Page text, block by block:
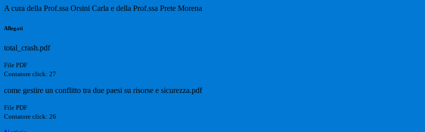
A cura della Prof.ssa Orsini Carla e della Prof.ssa Prete Morena
Allegati
total_crash.pdf
File PDF
Contatore click: 27
come gestire un conflitto tra due paesi su risorse e sicurezza.pdf
File PDF
Contatore click: 26